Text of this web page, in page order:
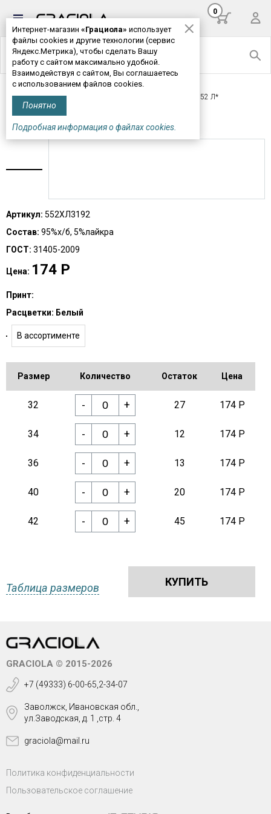
Интернет-магазин «Грациола» использует
файлы cookies и другие технологии (сервис
Яндекс.Метрика), чтобы сделать Вашу
работу с сайтом максимально удобной.
Взаимодействуя с сайтом, Вы соглашаетесь
с использованием файлов cookies.
Понятно
Подробная информация о файлах cookies.
0
Главная>Детская одежда > Топ детский М552 Л*
ТОП ДЕТСКИЙ М552 Л*
Артикул: 552ХЛ3192
Состав: 95%х/б, 5%лайкра
ГОСТ: 31405-2009
Цена: 174 Р
Принт:
Расцветки: Белый
В ассортименте
Размер Количество Остаток Цена
32 +
- 27 174 Р
34 +
- 12 174 Р
36 +
- 13 174 Р
40 +
- 20 174 Р
42 +
- 45 174 Р
Таблица размеров КУПИТЬ
GRACIOLA © 2015-2026
+7 (49333) 6-00-65,2-34-07
Заволжск, Ивановская обл.,
ул.Заводская, д. 1 ,стр. 4
graciola@mail.ru
Политика конфиденциальности
Пользовательское соглашение